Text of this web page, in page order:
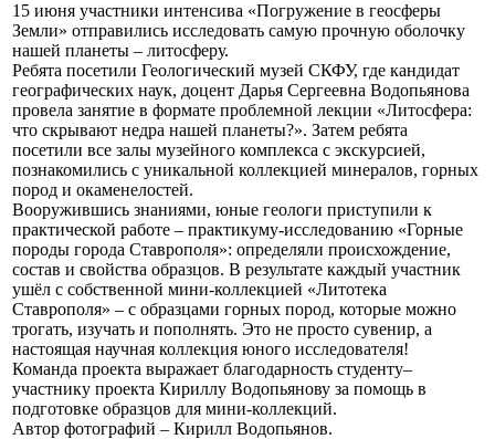
15 июня участники интенсива «Погружение в геосферы
Земли» отправились исследовать самую прочную оболочку
нашей планеты – литосферу.
Ребята посетили Геологический музей СКФУ, где кандидат
географических наук, доцент Дарья Сергеевна Водопьянова
провела занятие в формате проблемной лекции «Литосфера:
что скрывают недра нашей планеты?». Затем ребята
посетили все залы музейного комплекса с экскурсией,
познакомились с уникальной коллекцией минералов, горных
пород и окаменелостей.
Вооружившись знаниями, юные геологи приступили к
практической работе – практикуму-исследованию «Горные
породы города Ставрополя»: определяли происхождение,
состав и свойства образцов. В результате каждый участник
ушёл с собственной мини-коллекцией «Литотека
Ставрополя» – с образцами горных пород, которые можно
трогать, изучать и пополнять. Это не просто сувенир, а
настоящая научная коллекция юного исследователя!
Команда проекта выражает благодарность студенту–
участнику проекта Кириллу Водопьянову за помощь в
подготовке образцов для мини-коллекций.
Автор фотографий – Кирилл Водопьянов.